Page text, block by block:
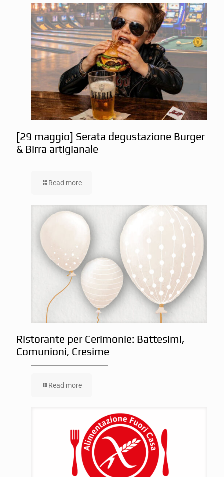
[29 maggio] Serata degustazione Burger
& Birra artigianale
Read more
Ristorante per Cerimonie: Battesimi,
Comunioni, Cresime
Read more